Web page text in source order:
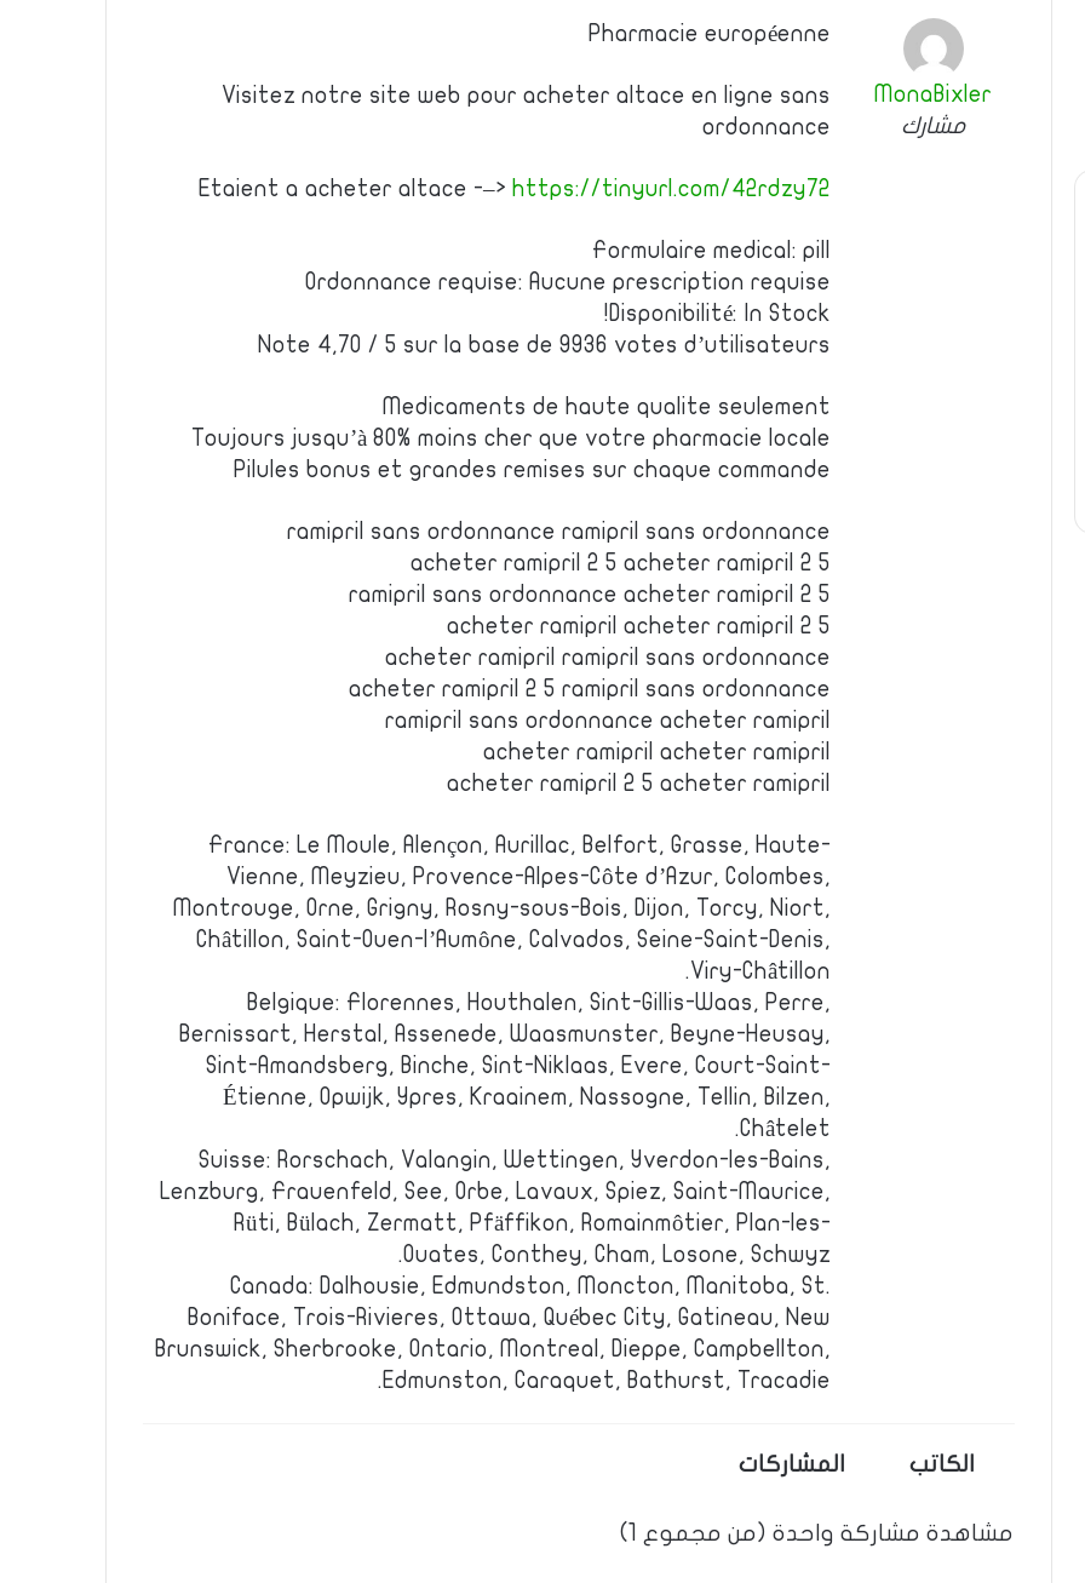
MonaBixler
مشارك
Pharmacie européenne
Visitez notre site web pour acheter altace en ligne sans
ordonnance
Etaient a acheter altace -–> https://tinyurl.com/42rdzy72
Formulaire medical: pill
Ordonnance requise: Aucune prescription requise
Disponibilité: In Stock!
Note 4,70 / 5 sur la base de 9936 votes d’utilisateurs
Medicaments de haute qualite seulement
Toujours jusqu’à 80% moins cher que votre pharmacie locale
Pilules bonus et grandes remises sur chaque commande
ramipril sans ordonnance ramipril sans ordonnance
acheter ramipril 2 5 acheter ramipril 2 5
ramipril sans ordonnance acheter ramipril 2 5
acheter ramipril acheter ramipril 2 5
acheter ramipril ramipril sans ordonnance
acheter ramipril 2 5 ramipril sans ordonnance
ramipril sans ordonnance acheter ramipril
acheter ramipril acheter ramipril
acheter ramipril 2 5 acheter ramipril
France: Le Moule, Alençon, Aurillac, Belfort, Grasse, Haute-
Vienne, Meyzieu, Provence-Alpes-Côte d’Azur, Colombes,
Montrouge, Orne, Grigny, Rosny-sous-Bois, Dijon, Torcy, Niort,
Châtillon, Saint-Ouen-l’Aumône, Calvados, Seine-Saint-Denis,
Viry-Châtillon.
Belgique: Florennes, Houthalen, Sint-Gillis-Waas, Perre,
Bernissart, Herstal, Assenede, Waasmunster, Beyne-Heusay,
Sint-Amandsberg, Binche, Sint-Niklaas, Evere, Court-Saint-
Étienne, Opwijk, Ypres, Kraainem, Nassogne, Tellin, Bilzen,
Châtelet.
Suisse: Rorschach, Valangin, Wettingen, Yverdon-les-Bains,
Lenzburg, Frauenfeld, See, Orbe, Lavaux, Spiez, Saint-Maurice,
Rüti, Bülach, Zermatt, Pfäffikon, Romainmôtier, Plan-les-
Ouates, Conthey, Cham, Losone, Schwyz.
Canada: Dalhousie, Edmundston, Moncton, Manitoba, St.
Boniface, Trois-Rivieres, Ottawa, Québec City, Gatineau, New
Brunswick, Sherbrooke, Ontario, Montreal, Dieppe, Campbellton,
Edmunston, Caraquet, Bathurst, Tracadie.
الكاتب المشاركات
مشاهدة مشاركة واحدة (من مجموع 1)